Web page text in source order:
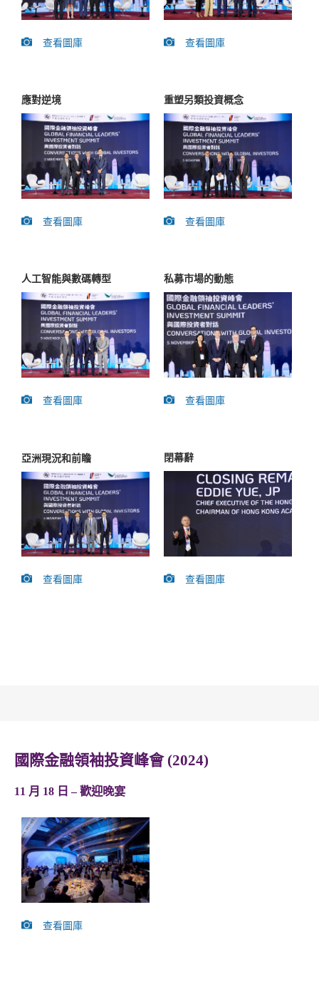
查看圖庫 查看圖庫
應對逆境
查看圖庫
重塑另類投資概念
查看圖庫
人工智能與數碼轉型
查看圖庫
私募市場的動態
查看圖庫
亞洲現況和前瞻
查看圖庫
閉幕辭
查看圖庫
國際金融領袖投資峰會 (2024)
11 月 18 日 – 歡迎晚宴
查看圖庫